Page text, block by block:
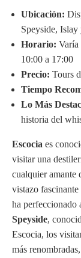
Ubicación:
Speyside,
Horario: Varía
10:00 a 17:00
Precio: Tours
Tiempo
Lo Más
historia del
Escocia es
visitar una
cualquier amante
vistazo
ha perfeccionado
Speyside,
Escocia, los
más